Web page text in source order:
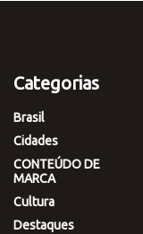
Categorias
Brasil
Cidades
CONTEÚDO DE
MARCA
Cultura
Destaques